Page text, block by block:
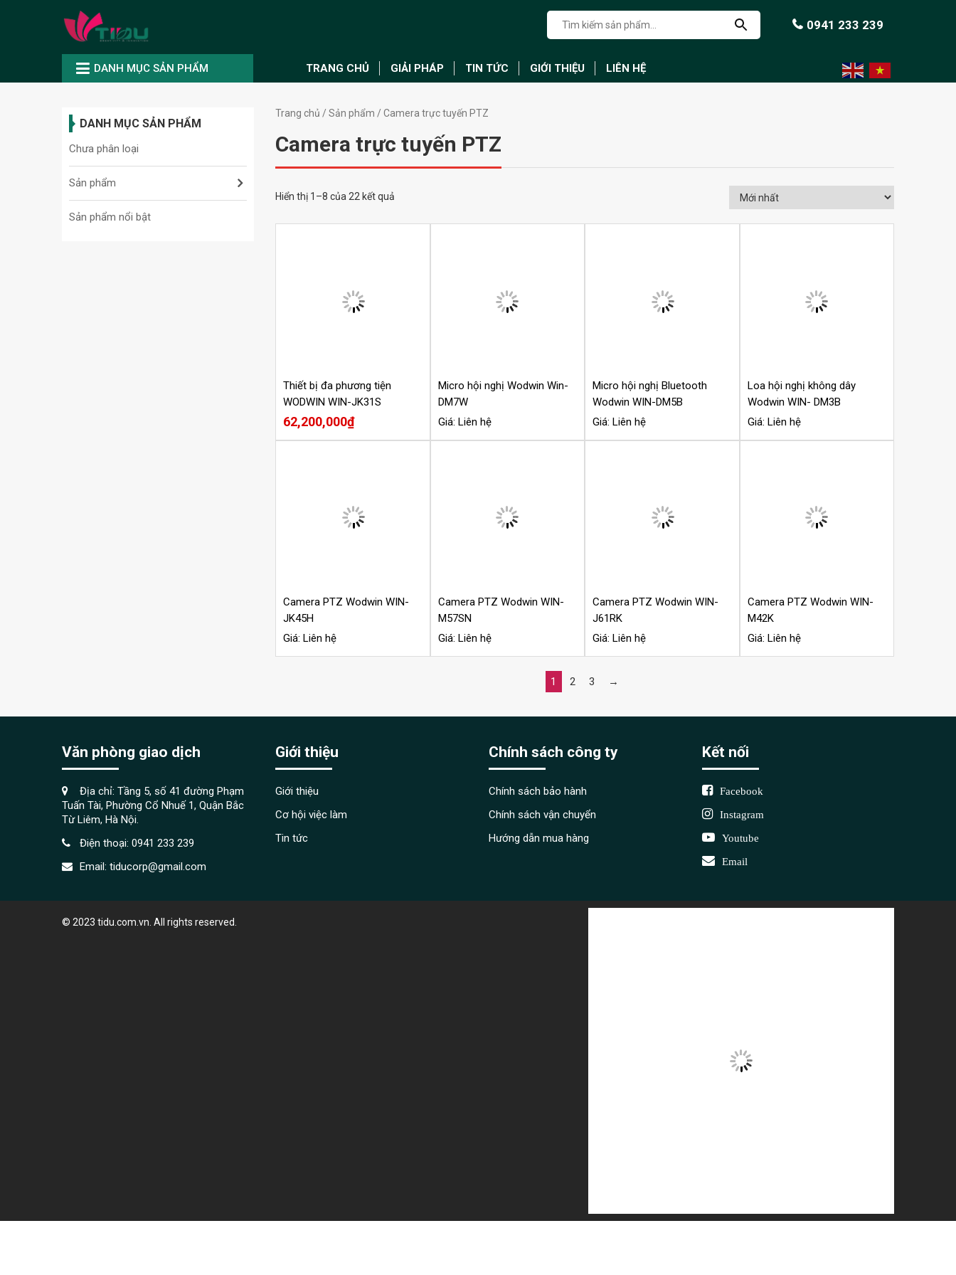
0941 233 239
DANH MỤC SẢN PHẨM TRANG CHỦ GIẢI PHÁP TIN TỨC GIỚI THIỆU LIÊN HỆ
Trang chủ / Sản phẩm / Camera trực tuyến PTZ
Camera trực tuyến PTZ
Hiển thị 1–8 của 22 kết quả
Thiết bị đa phương tiện
WODWIN WIN-JK31S
62,200,000₫
Micro hội nghị Wodwin Win-
Micro hội nghị Bluetooth
Wodwin WIN-DM5B
Giá: Liên hệ
Loa hội nghị không dây
Wodwin WIN- DM3B
Giá: Liên hệ
Camera PTZ Wodwin WIN-
JK45H
Giá: Liên hệ
Camera PTZ Wodwin WIN-
M57SN
Giá: Liên hệ
Camera PTZ Wodwin WIN-
J61RK
Giá: Liên hệ
Camera PTZ Wodwin WIN-
M42K
Giá: Liên hệ
1 2 3 →
DANH MỤC SẢN PHẨM
Chưa phân loại
Sản phẩm
Sản phẩm nổi bật
Văn phòng giao dịch
Địa chỉ: Tầng 5, số 41 đường Phạm
Tuấn Tài, Phường Cổ Nhuế 1, Quận Bắc
Từ Liêm, Hà Nội.
Điện thoại: 0941 233 239
Email: tiducorp@gmail.com
Giới thiệu
Giới thiệu
Cơ hội việc làm
Tin tức
Chính sách công ty
Chính sách bảo hành
Chính sách vận chuyển
Hướng dẫn mua hàng
Kết nối
Facebook
Instagram
Youtube
Email
© 2023 tidu.com.vn. All rights reserved.